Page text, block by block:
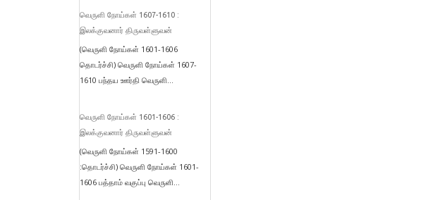
வெருளி நோய்கள் 1607-1610 :
இலக்குவனார் திருவள்ளுவன்
(வெருளி நோய்கள் 1601-1606
தொடர்ச்சி) வெருளி நோய்கள் 1607-
1610 பந்தய ஊர்தி வெருளி...
வெருளி நோய்கள் 1601-1606 :
இலக்குவனார் திருவள்ளுவன்
(வெருளி நோய்கள் 1591-1600
:தொடர்ச்சி) வெருளி நோய்கள் 1601-
1606 பத்தாம் வகுப்பு வெருளி...